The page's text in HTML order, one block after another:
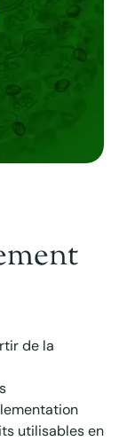
de la
utilisables en